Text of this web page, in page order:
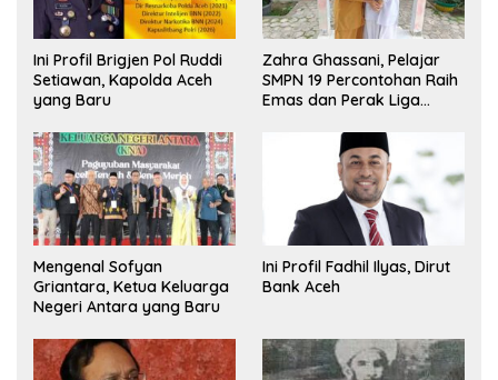
Ini Profil Brigjen Pol Ruddi
Setiawan, Kapolda Aceh
yang Baru
Zahra Ghassani, Pelajar
SMPN 19 Percontohan Raih
Emas dan Perak Liga
Mengenal Sofyan
Griantara, Ketua Keluarga
Negeri Antara yang Baru
Ini Profil Fadhil Ilyas, Dirut
Bank Aceh